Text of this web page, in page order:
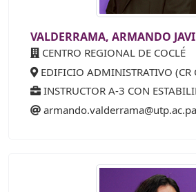
VALDERRAMA, ARMANDO
CENTRO REGIONAL DE COCLÉ
EDIFICIO ADMINISTRATIVO (CR
INSTRUCTOR A-3 CON
armando.valderrama@utp.ac.pa